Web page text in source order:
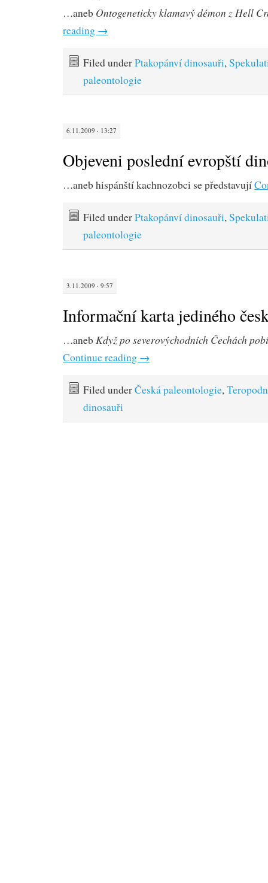
…aneb Ontogeneticky klamavý démon z Hell
reading →
Filed underPtakopánví dinosauři,
paleontologie
6.11.2009 · 13:27
Objeveni poslední evropští
…aneb hispánští kachnozobci se představují
Filed underPtakopánví dinosauři,
paleontologie
3.11.2009 · 9:57
Informační karta jediného
…aneb Když po severovýchodních Čechách
Continue reading →
Filed underČeská paleontologie,
dinosauři